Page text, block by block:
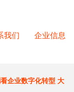
我们 企业信息
企业数字化转型 大